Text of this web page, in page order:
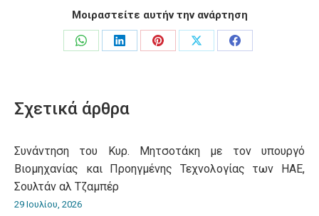
Μοιραστείτε αυτήν την ανάρτηση
Share
Share
Share
Share
Share
Σχετικά άρθρα
Συνάντηση του Κυρ. Μητσοτάκη με τον υπουργό
Βιομηχανίας και Προηγμένης Τεχνολογίας των ΗΑΕ,
Σουλτάν αλ Τζαμπέρ
29 Ιουλίου, 2026